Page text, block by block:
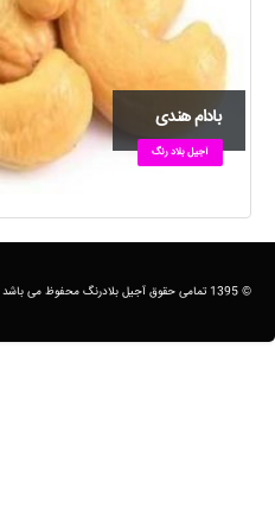
بادام هندی
آجیل بلاد رنگ
© 1395 تمامی حقوق آجیل بلادرنگ محفوظ می باشد